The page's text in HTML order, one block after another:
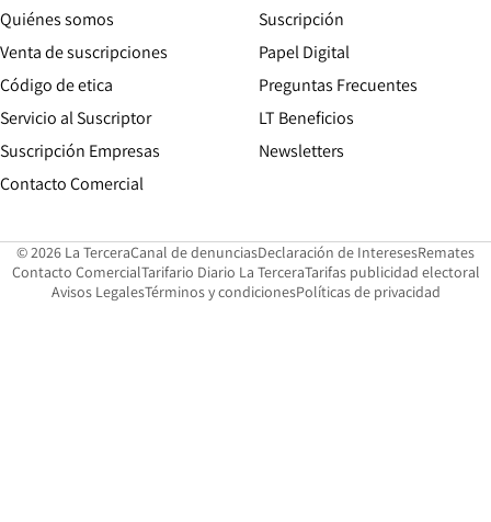
Quiénes somos
Venta de suscripciones
Código de etica Opens in new window
Servicio al Suscriptor
Suscripción Empresas
Contacto ComercialOpens in new window
Suscripción
Papel DigitalOpens in new
Preguntas Frecuentes
LT Beneficios
Newsletters
© 2026 La TerceraCanal de denunciasOpens in new window
Declaración de InteresesOpens in
Remates
Contacto ComercialOpens in new window
Tarifario Diario La TerceraOpens in new window
Tarifas publicidad electoral
Avisos LegalesOpens in new window
Términos y condicionesPolíticas de privacidad